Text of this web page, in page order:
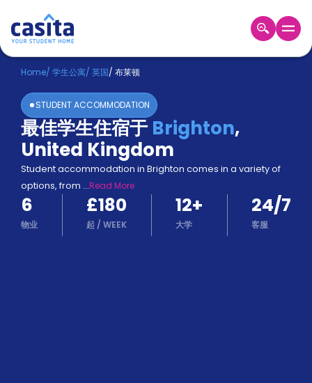
Home ZH GBP
登
入
Booking
Accommodation
About
Blog
Refer
And
Home/ 学生公寓/ 英国/ 布莱顿
STUDENT ACCOMMODATION
最佳学生住宿于 Brighton,
United Kingdom
Student accommodation in Brighton comes in a variety of
options, from ...Read More
6
物业
£180
起 / WEEK
12+
大学
24/7
客服